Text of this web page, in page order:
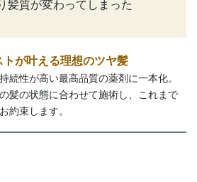
髪質が変わってしまった
が叶える理想のツヤ髪
続性が高い最高品質の薬剤に一本化。
髪の状態に合わせて施術し、これまで
約束します。